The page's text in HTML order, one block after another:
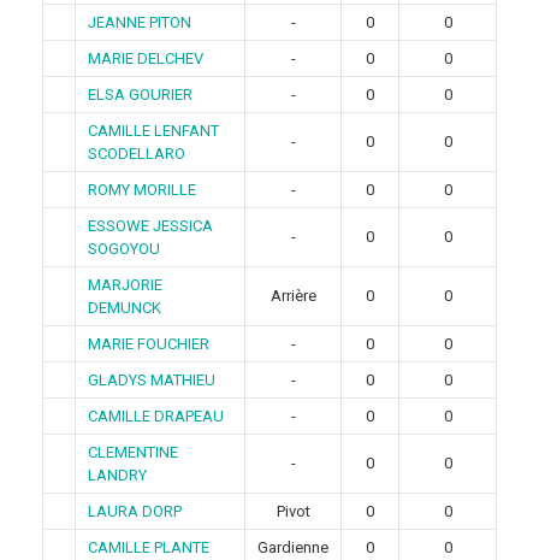
JEANNE PITON
- 0
0
MARIE DELCHEV
- 0
0
ELSA GOURIER
- 0
0
CAMILLE LENFANT
SCODELLARO
- 0 0
ROMY MORILLE - 0
0
ESSOWE JESSICA
SOGOYOU
- 0 0
MARJORIE
DEMUNCK
Arrière 0 0
MARIE FOUCHIER - 0
0
GLADYS MATHIEU
- 0
0
CAMILLE DRAPEAU
- 0
0
CLEMENTINE
LANDRY
- 0 0
LAURA DORP Pivot 0
0
CAMILLE PLANTE
Gardienne 0
0